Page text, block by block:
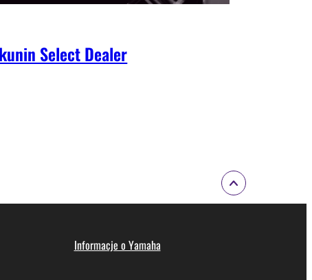
Select Dealer
Informacje o Yamaha